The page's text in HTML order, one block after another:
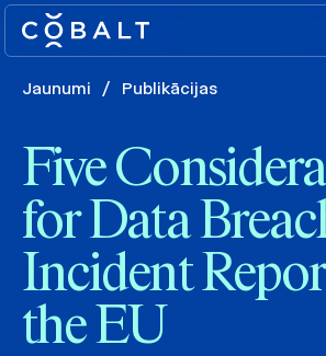
Jaunumi / Publikācijas
Five
for Data
Incident
the EU